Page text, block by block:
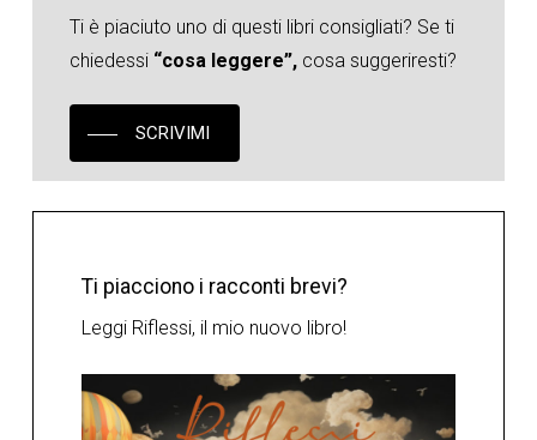
Ti è piaciuto uno di questi libri consigliati? Se ti
chiedessi “cosa leggere”, cosa suggeriresti?
SCRIVIMI
Ti piacciono i racconti brevi?
Leggi Riflessi, il mio nuovo libro!